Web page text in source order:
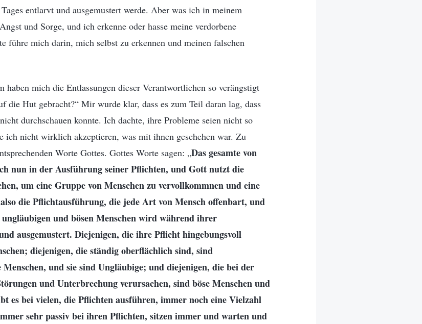
entlarvt und ausgemustert werde. Aber was ich in meinem
und Sorge, und ich erkenne oder hasse meine verdorbene
mich darin, mich selbst zu erkennen und meinen falschen
haben mich die Entlassungen dieser Verantwortlichen so verängstigt
die Hut gebracht?“ Mir wurde klar, dass es zum Teil daran lag, dass
durchschauen konnte. Ich dachte, ihre Probleme seien nicht so
ich nicht wirklich akzeptieren, was mit ihnen geschehen war. Zu
Worte Gottes. Gottes Worte sagen: „Das gesamte von
nun in der Ausführung seiner Pflichten, und Gott nutzt die
um eine Gruppe von Menschen zu vervollkommnen und eine
die Pflichtausführung, die jede Art von Mensch offenbart, und
und bösen Menschen wird während ihrer
ausgemustert. Diejenigen, die ihre Pflicht hingebungsvoll
diejenigen, die ständig oberflächlich sind, sind
und sie sind Ungläubige; und diejenigen, die bei der
und Unterbrechung verursachen, sind böse Menschen und
es bei vielen, die Pflichten ausführen, immer noch eine Vielzahl
sehr passiv bei ihren Pflichten, sitzen immer und warten und